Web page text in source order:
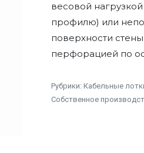
весовой
профилю) или
поверхности
перфорацией по
Рубрики: Кабельные
Собственное